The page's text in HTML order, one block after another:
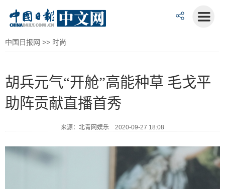
中国日报网 >> 时尚
胡兵元气“开舱”高能种草 毛戈平
助阵贡献直播首秀
来源：北青网娱乐 2020-09-27 18:08